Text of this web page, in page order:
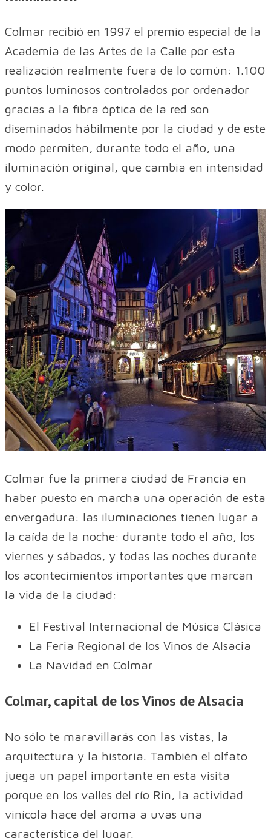
Colmar recibió en 1997 el premio especial de la
Academia de las Artes de la Calle por esta
realización realmente fuera de lo común: 1.100
puntos luminosos controlados por ordenador
gracias a la fibra óptica de la red son
diseminados hábilmente por la ciudad y de este
modo permiten, durante todo el año, una
iluminación original, que cambia en intensidad
y color.
Colmar fue la primera ciudad de Francia en
haber puesto en marcha una operación de esta
envergadura: las iluminaciones tienen lugar a
la caída de la noche: durante todo el año, los
viernes y sábados, y todas las noches durante
los acontecimientos importantes que marcan
la vida de la ciudad:
El Festival Internacional de Música Clásica
La Feria Regional de los Vinos de Alsacia
La Navidad en Colmar
Colmar, capital de los Vinos de Alsacia
No sólo te maravillarás con las vistas, la
arquitectura y la historia. También el olfato
juega un papel importante en esta visita
porque en los valles del río Rin, la actividad
vinícola hace del aroma a uvas una
característica del lugar.